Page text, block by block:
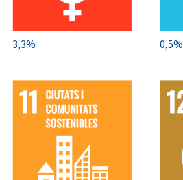
3,3% 0,5%